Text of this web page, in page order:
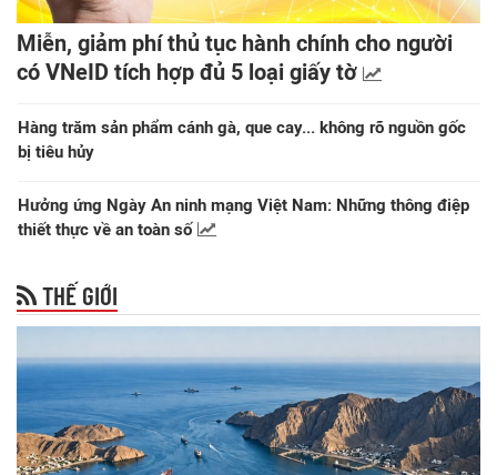
Miễn, giảm phí thủ tục hành chính cho người
có VNeID tích hợp đủ 5 loại giấy tờ
Hàng trăm sản phẩm cánh gà, que cay... không rõ nguồn gốc
bị tiêu hủy
Hưởng ứng Ngày An ninh mạng Việt Nam: Những thông điệp
thiết thực về an toàn số
THẾ GIỚI